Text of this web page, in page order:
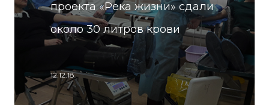
проекта «Река жизни» сдали
около 30 литров крови
12.12.18